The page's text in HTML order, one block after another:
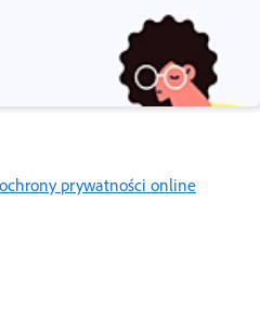
prywatności online